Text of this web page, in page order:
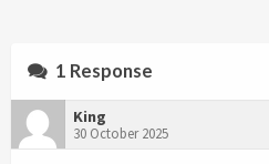
1 Response
King
30 October 2025